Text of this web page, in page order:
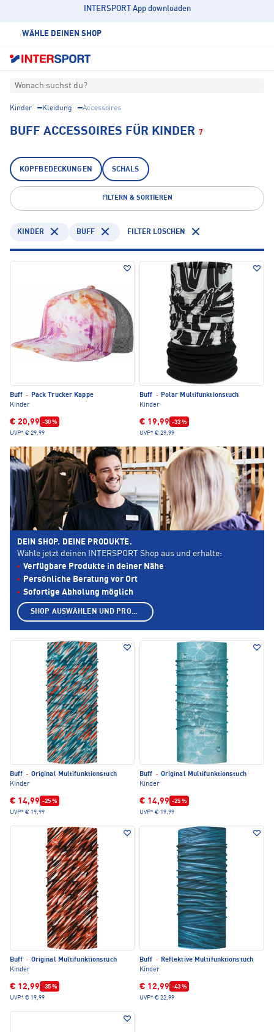
INTERSPORT App downloaden
WÄHLE DEINEN SHOP
Wonach suchst du?
Kinder Kleidung Accessoires
BUFF ACCESSOIRES FÜR KINDER 7
KOPFBEDECKUNGEN SCHALS
FILTERN & SORTIEREN
KINDER BUFF FILTER LÖSCHEN
Buff ·
Pack Trucker Kappe
Kinder
€ 20,99 -30 %
UVP* € 29,99
Buff ·
Polar Multifunktionstuch
Kinder
€ 19,99 -33 %
UVP* € 29,99
Buff · Original Multifunktionstuch
Kinder
€ 14,99 -25 %
UVP* € 19,99
Buff · Original Multifunktionstuch
Kinder
€ 14,99 -25 %
UVP* € 19,99
Buff · Original Multifunktionstuch
Kinder
€ 12,99 -35 %
UVP* € 19,99
Buff · Reflektive Multifunktionstuch
Kinder
€ 12,99 -43 %
UVP* € 22,99
DEIN SHOP. DEINE PRODUKTE.
Wähle jetzt deinen INTERSPORT Shop aus und erhalte:
Verfügbare Produkte in deiner Nähe
Persönliche Beratung vor Ort
Sofortige Abholung möglich
SHOP AUSWÄHLEN UND PRODUKTE ANZEIGEN